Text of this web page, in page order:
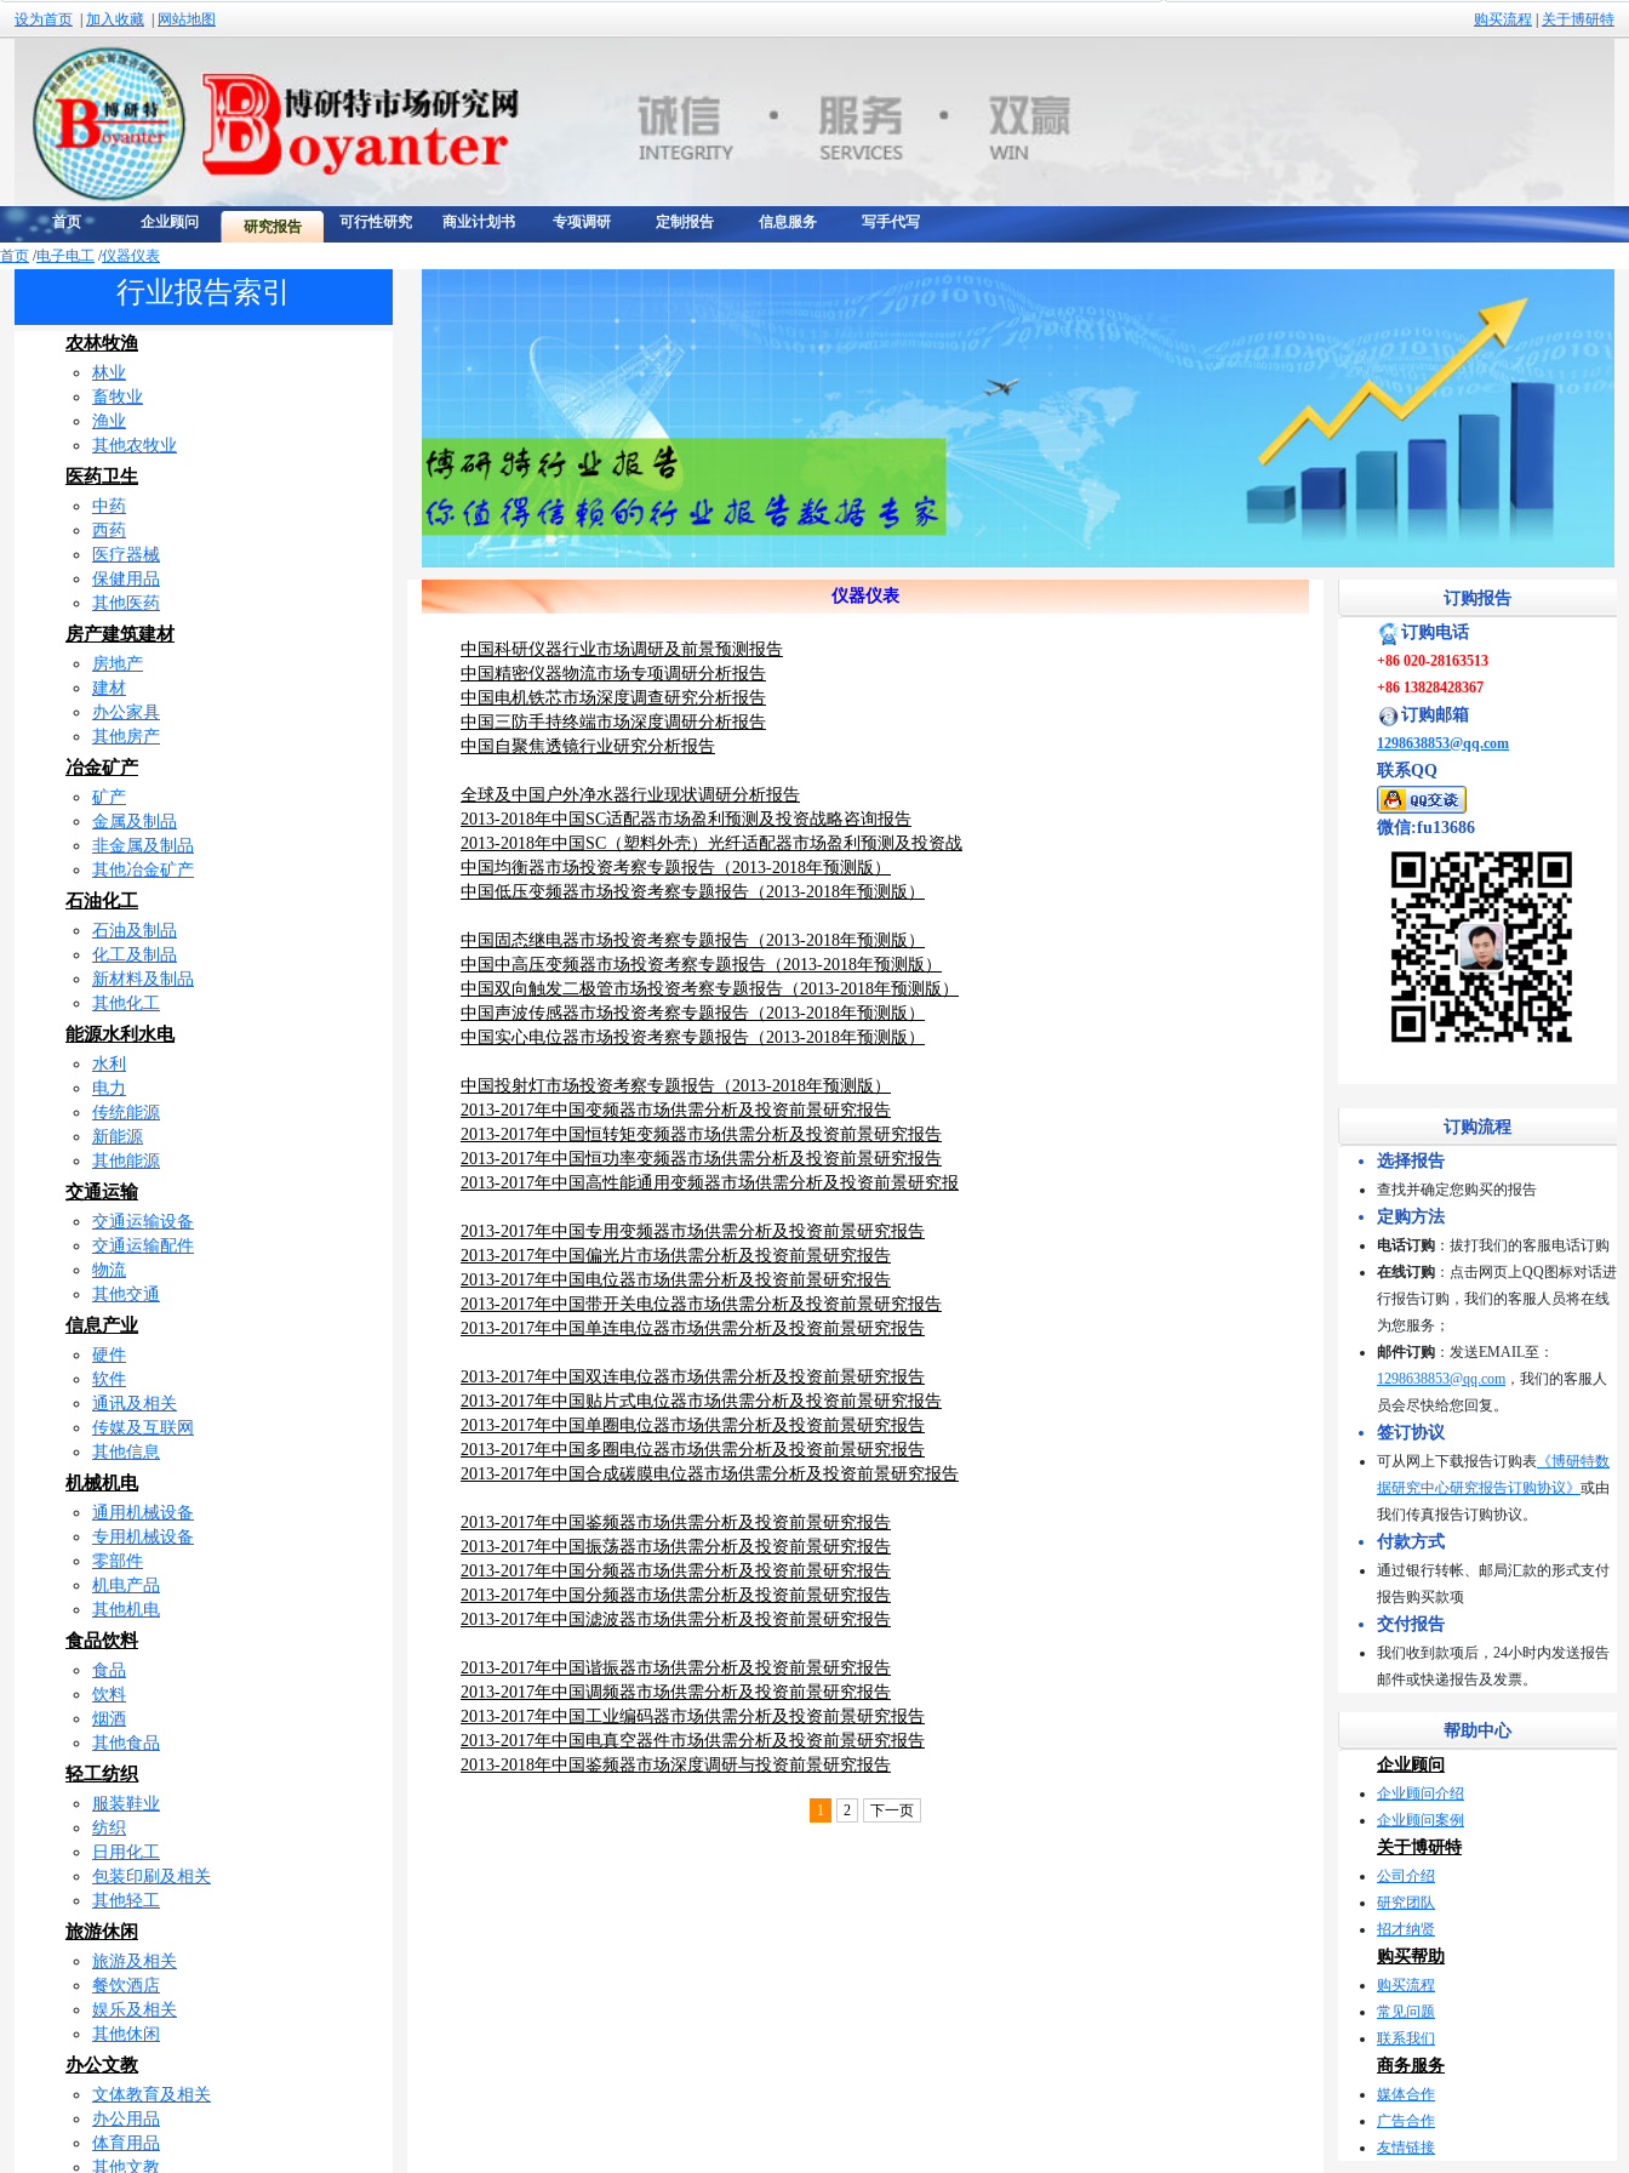
设为首页 加入收藏 网站地图 关于博研特
购买流程
首页 企业顾问 研究报告 可行性研究 商业计划书 专项调研 定制报告 信息服务
写手代写
首页 /电子电工 /仪器仪表
行业报告索引
农林牧渔
林业
畜牧业
渔业
其他农牧业
医药卫生
中药
西药
医疗器械
保健用品
其他医药
房产建筑建材
房地产
建材
办公家具
其他房产
冶金矿产
矿产
金属及制品
非金属及制品
其他冶金矿产
石油化工
石油及制品
化工及制品
新材料及制品
其他化工
能源水利水电
水利
电力
传统能源
新能源
其他能源
交通运输
交通运输设备
交通运输配件
物流
其他交通
信息产业
硬件
软件
通讯及相关
传媒及互联网
其他信息
机械机电
通用机械设备
专用机械设备
零部件
机电产品
其他机电
食品饮料
食品
饮料
烟酒
其他食品
轻工纺织
服装鞋业
纺织
日用化工
包装印刷及相关
其他轻工
旅游休闲
旅游及相关
餐饮酒店
娱乐及相关
其他休闲
办公文教
文体教育及相关
办公用品
体育用品
其他文教
仪器仪表
中国科研仪器行业市场调研及前景预测报告
中国精密仪器物流市场专项调研分析报告
中国电机铁芯市场深度调查研究分析报告
中国三防手持终端市场深度调研分析报告
中国自聚焦透镜行业研究分析报告
全球及中国户外净水器行业现状调研分析报告
2013-2018年中国SC适配器市场盈利预测及投资战略咨询报告
2013-2018年中国SC（塑料外壳）光纤适配器市场盈利预测及投资战
略咨询报告
中国均衡器市场投资考察专题报告（2013-2018年预测版）
中国低压变频器市场投资考察专题报告（2013-2018年预测版）
中国固态继电器市场投资考察专题报告（2013-2018年预测版）
中国中高压变频器市场投资考察专题报告（2013-2018年预测版）
中国双向触发二极管市场投资考察专题报告（2013-2018年预测版）
中国声波传感器市场投资考察专题报告（2013-2018年预测版）
中国实心电位器市场投资考察专题报告（2013-2018年预测版）
中国投射灯市场投资考察专题报告（2013-2018年预测版）
2013-2017年中国变频器市场供需分析及投资前景研究报告
2013-2017年中国恒转矩变频器市场供需分析及投资前景研究报告
2013-2017年中国恒功率变频器市场供需分析及投资前景研究报告
2013-2017年中国高性能通用变频器市场供需分析及投资前景研究报
2013-2017年中国专用变频器市场供需分析及投资前景研究报告
2013-2017年中国偏光片市场供需分析及投资前景研究报告
2013-2017年中国电位器市场供需分析及投资前景研究报告
2013-2017年中国带开关电位器市场供需分析及投资前景研究报告
2013-2017年中国单连电位器市场供需分析及投资前景研究报告
2013-2017年中国双连电位器市场供需分析及投资前景研究报告
2013-2017年中国贴片式电位器市场供需分析及投资前景研究报告
2013-2017年中国单圈电位器市场供需分析及投资前景研究报告
2013-2017年中国多圈电位器市场供需分析及投资前景研究报告
2013-2017年中国合成碳膜电位器市场供需分析及投资前景研究报告
2013-2017年中国鉴频器市场供需分析及投资前景研究报告
2013-2017年中国振荡器市场供需分析及投资前景研究报告
2013-2017年中国分频器市场供需分析及投资前景研究报告
2013-2017年中国分频器市场供需分析及投资前景研究报告
2013-2017年中国滤波器市场供需分析及投资前景研究报告
2013-2017年中国谐振器市场供需分析及投资前景研究报告
2013-2017年中国调频器市场供需分析及投资前景研究报告
2013-2017年中国工业编码器市场供需分析及投资前景研究报告
2013-2017年中国电真空器件市场供需分析及投资前景研究报告
2013-2018年中国鉴频器市场深度调研与投资前景研究报告
1 2 下一页
订购报告
订购电话
+86 020-28163513
+86 13828428367
订购邮箱
1298638853@qq.com
联系QQ
微信:fu13686
订购流程
选择报告
查找并确定您购买的报告
定购方法
电话订购 ：拔打我们的客服电话订购
在线订购 ：点击网页上QQ图标对话进
行报告订购，我们的客服人员将在线
为您服务；
邮件订购 ：发送EMAIL至：
1298638853@qq.com ，我们的客服人
员会尽快给您回复。
签订协议
可从网上下载报告订购表 《博研特数
据研究中心研究报告订购协议》 或由
我们传真报告订购协议。
付款方式
通过银行转帐、邮局汇款的形式支付
报告购买款项
交付报告
我们收到款项后，24小时内发送报告
邮件或快递报告及发票。
帮助中心
企业顾问
企业顾问介绍
企业顾问案例
关于博研特
公司介绍
研究团队
招才纳贤
购买帮助
购买流程
常见问题
联系我们
商务服务
媒体合作
广告合作
友情链接